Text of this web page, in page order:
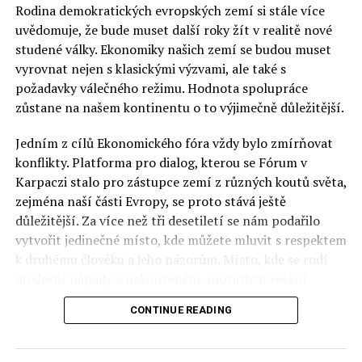
Rodina demokratických evropských zemí si stále více
uvědomuje, že bude muset další roky žít v realitě nové
studené války. Ekonomiky našich zemí se budou muset
vyrovnat nejen s klasickými výzvami, ale také s
požadavky válečného režimu. Hodnota spolupráce
zůstane na našem kontinentu o to výjimečně důležitější.
Jedním z cílů Ekonomického fóra vždy bylo zmírňovat
konflikty. Platforma pro dialog, kterou se Fórum v
Karpaczi stalo pro zástupce zemí z různých koutů světa,
zejména naší části Evropy, se proto stává ještě
důležitější. Za více než tři desetiletí se nám podařilo
vytvořit jedinečné místo, kde můžete mluvit s respektem
k druhému člověku a jeho názorům. Místo, kde se rodí
Polsko musí mít instituce, jejichž horizont činnosti je
politický tým. Pouze to vám dává šanci skutečně řešit
CONTINUE READING